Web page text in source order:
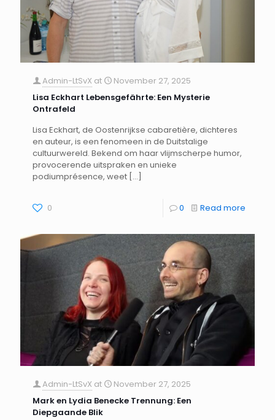
Admin-LtSvX at
November 27, 2025
Lisa Eckhart Lebensgefährte: Een Mysterie
Ontrafeld
Lisa Eckhart, de Oostenrijkse cabaretière, dichteres
en auteur, is een fenomeen in de Duitstalige
cultuurwereld. Bekend om haar vlijmscherpe humor,
provocerende uitspraken en unieke
podiumprésence, weet […]
0 0 Read more
Admin-LtSvX at
November 27, 2025
Mark en Lydia Benecke Trennung: Een
Diepgaande Blik